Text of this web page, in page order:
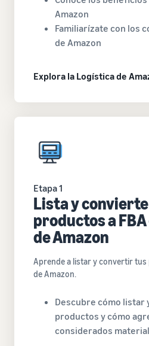
Amazon
Familiarízate con los
de Amazon
Explora la Logística de
Etapa 1
Lista y
productos a
de Amazon
Aprende a listar y convertir
de Amazon.
Descubre cómo listar
productos y cómo
considerados